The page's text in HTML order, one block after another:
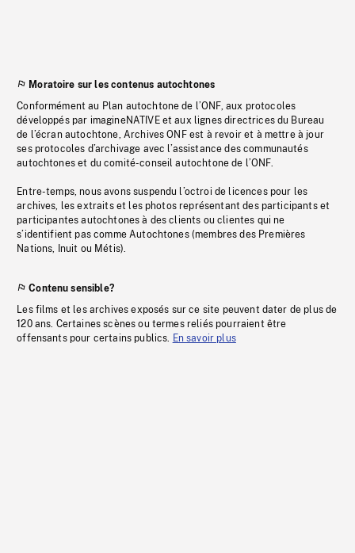
Moratoire sur les contenus autochtones
Conformément au Plan autochtone de l’ONF, aux protocoles
développés par imagineNATIVE et aux lignes directrices du Bureau
de l’écran autochtone, Archives ONF est à revoir et à mettre à jour
ses protocoles d’archivage avec l’assistance des communautés
autochtones et du comité-conseil autochtone de l’ONF.
Entre-temps, nous avons suspendu l’octroi de licences pour les
archives, les extraits et les photos représentant des participants et
participantes autochtones à des clients ou clientes qui ne
s’identifient pas comme Autochtones (membres des Premières
Nations, Inuit ou Métis).
Contenu sensible?
Les films et les archives exposés sur ce site peuvent dater de plus de
120 ans. Certaines scènes ou termes reliés pourraient être
offensants pour certains publics. En savoir plus